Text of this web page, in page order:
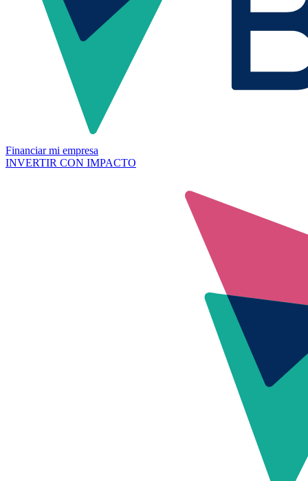
Financiar mi empresa
INVERTIR CON IMPACTO